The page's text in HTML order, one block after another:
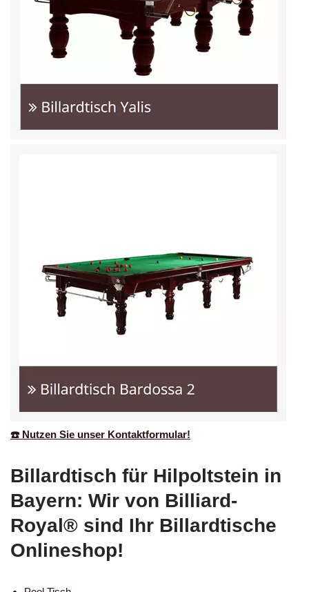
☎️ Nutzen Sie unser Kontaktformular!
Billardtisch für Hilpoltstein in
Bayern: Wir von Billiard-
Royal® sind Ihr Billardtische
Onlineshop!